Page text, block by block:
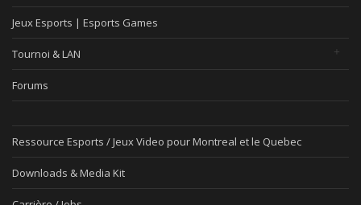
Jeux Esports | Esports Games
Tournoi & LAN
Forums
Ressource Esports / Jeux Video pour Montreal et le Quebec
Downloads & Media Kit